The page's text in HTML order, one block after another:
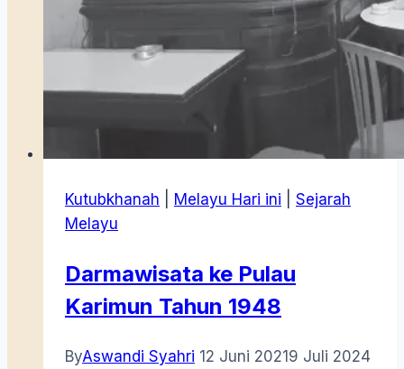
Kutubkhanah Melayu Hari ini
Sejarah
Melayu
Darmawisata ke Pulau
Karimun Tahun 1948
ByAswandi Syahri 12 Juni 20219 Juli 2024